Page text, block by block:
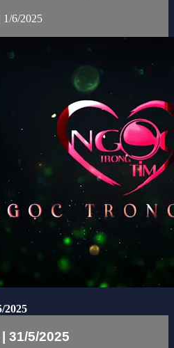
6/2025
2025
31/5/2025